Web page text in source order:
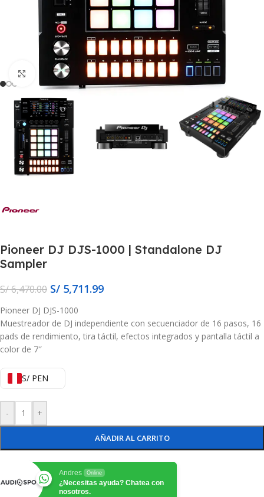
Click to enlarge
Pioneer DJ DJS-1000 | Standalone DJ
Sampler
S/6,470.00 S/ 5,711.99
Pioneer DJ DJS-1000
Muestreador de DJ independiente con secuenciador de 16 pasos, 16
pads de rendimiento, tira táctil, efectos integrados y pantalla táctil a
color de 7″
S/ PEN
- +
AÑADIR AL CARRITO
Andres Online
¿Necesitas ayuda? Chatea con
nosotros.